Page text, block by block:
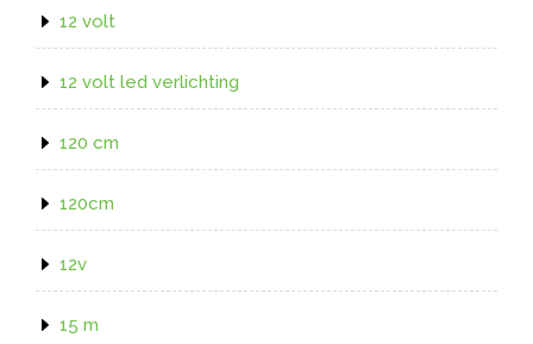
12 volt
12 volt led verlichting
120 cm
120cm
12v
15 m